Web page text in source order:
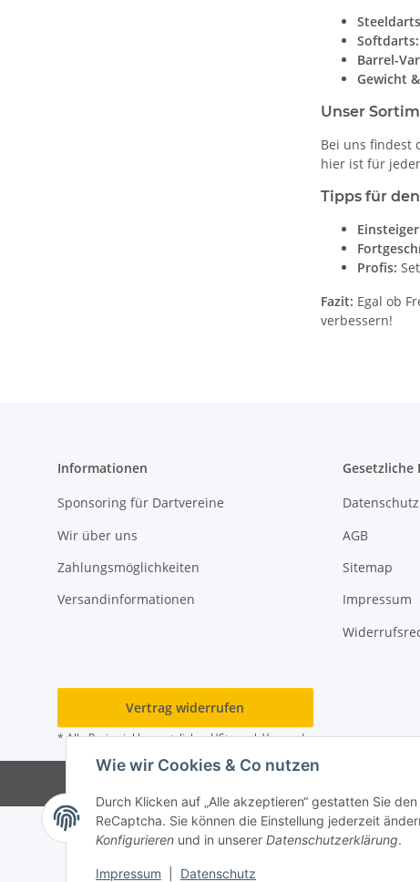
Wie wir Cookies & Co nutzen
Durch Klicken auf „Alle akzeptieren“ gestatten Sie
ReCaptcha. Sie können die Einstellung jederzeit
Konfigurieren und in unserer Datenschutzerklärung.
Impressum Datenschutz
Softdarts:
Barrel-
Gewicht
Unser
Bei uns findest
hier ist für
Tipps für
Profis:
Fazit: Egal ob
verbessern!
Informationen
Sponsoring für Dartvereine
Wir über uns
Zahlungsmöglichkeiten
Versandinformationen
Datenschutz
AGB
Sitemap
Impressum
Vertrag widerrufen
* Alle Preise inkl. gesetzlicher USt., zzgl.Versand